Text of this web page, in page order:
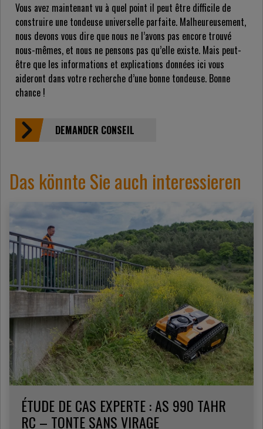
Vous avez maintenant vu à quel point il peut être difficile de
construire une tondeuse universelle parfaite. Malheureusement,
nous devons vous dire que nous ne l’avons pas encore trouvé
nous-mêmes, et nous ne pensons pas qu’elle existe. Mais peut-
être que les informations et explications données ici vous
aideront dans votre recherche d’une bonne tondeuse. Bonne
chance !
DEMANDER CONSEIL
Das könnte Sie auch interessieren
ÉTUDE DE CAS EXPERTE : AS 990 TAHR
RC – TONTE SANS VIRAGE